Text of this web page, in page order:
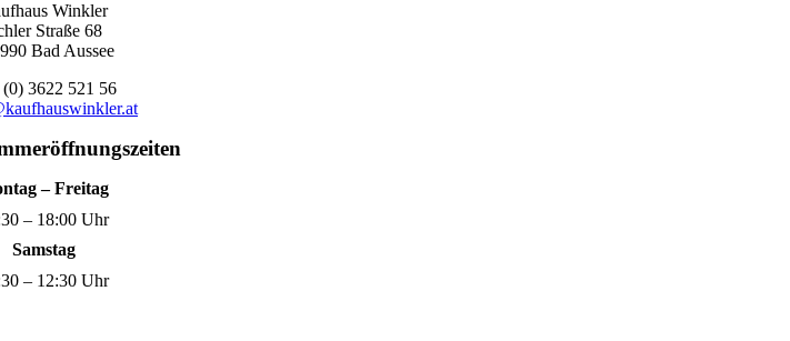
Winkler
Straße 68
Bad Aussee
3622 521 56
– Freitag
– 18:00 Uhr
Samstag
– 12:30 Uhr